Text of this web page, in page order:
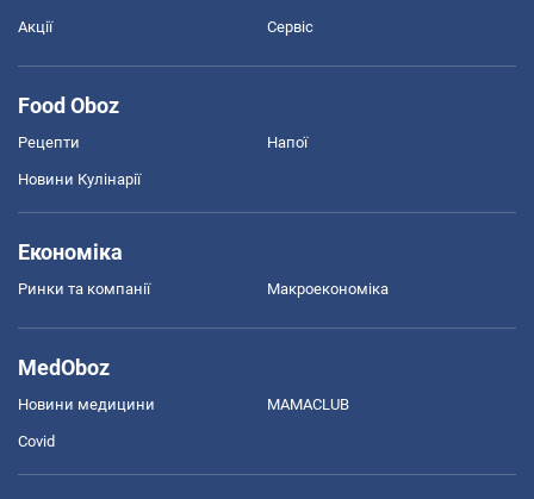
Акції Сервіс
Food Oboz
Рецепти Напої
Новини Кулінарії
Економіка
Ринки та компанії Макроекономіка
MedOboz
Новини медицини MAMACLUB
Covid